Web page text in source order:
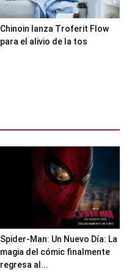
Chinoin lanza Troferit Flow
para el alivio de la tos
Spider-Man: Un Nuevo Día: La
magia del cómic finalmente
regresa al...